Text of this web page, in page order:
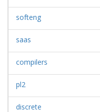
softeng
saas
compilers
pl2
discrete